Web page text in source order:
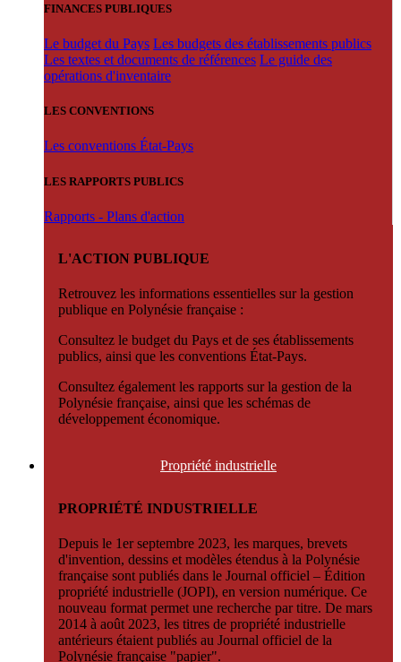
FINANCES PUBLIQUES
Le budget du Pays Les budgets des établissements publics
Les textes et documents de références Le guide des
opérations d'inventaire
LES CONVENTIONS
Les conventions État-Pays
LES RAPPORTS PUBLICS
Rapports - Plans d'action
L'ACTION PUBLIQUE
Retrouvez les informations essentielles sur la gestion
publique en Polynésie française :
Consultez le budget du Pays et de ses établissements
publics, ainsi que les conventions État-Pays.
Consultez également les rapports sur la gestion de la
Polynésie française, ainsi que les schémas de
développement économique.
Propriété industrielle
PROPRIÉTÉ INDUSTRIELLE
Depuis le 1er septembre 2023, les marques, brevets
d'invention, dessins et modèles étendus à la Polynésie
française sont publiés dans le Journal officiel – Édition
propriété industrielle (JOPI), en version numérique. Ce
nouveau format permet une recherche par titre. De mars
2014 à août 2023, les titres de propriété industrielle
antérieurs étaient publiés au Journal officiel de la
Polynésie française "papier".